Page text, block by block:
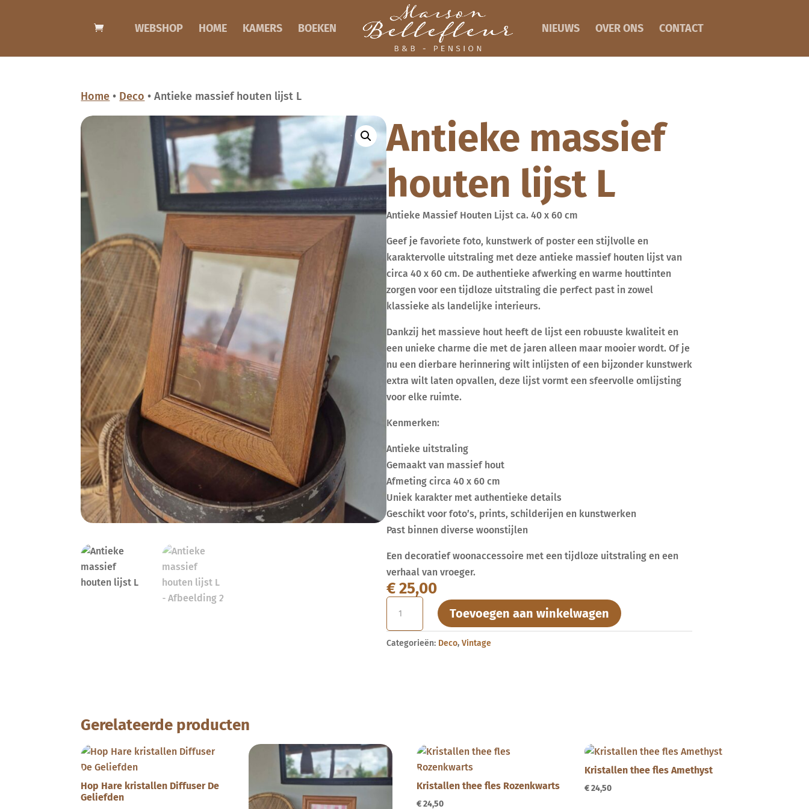
WEBSHOP HOME KAMERS BOEKEN NIEUWS OVER ONS CONTACT
Home • Deco • Antieke massief houten lijst L
Antieke massief
houten lijst L
Antieke Massief Houten Lijst ca. 40 x 60 cm
Geef je favoriete foto, kunstwerk of poster een stijlvolle en
karaktervolle uitstraling met deze antieke massief houten lijst van
circa 40 x 60 cm. De authentieke afwerking en warme houttinten
zorgen voor een tijdloze uitstraling die perfect past in zowel
klassieke als landelijke interieurs.
Dankzij het massieve hout heeft de lijst een robuuste kwaliteit en
een unieke charme die met de jaren alleen maar mooier wordt. Of je
nu een dierbare herinnering wilt inlijsten of een bijzonder kunstwerk
extra wilt laten opvallen, deze lijst vormt een sfeervolle omlijsting
voor elke ruimte.
Kenmerken:
Antieke uitstraling
Gemaakt van massief hout
Afmeting circa 40 x 60 cm
Uniek karakter met authentieke details
Geschikt voor foto’s, prints, schilderijen en kunstwerken
Past binnen diverse woonstijlen
Een decoratief woonaccessoire met een tijdloze uitstraling en een
verhaal van vroeger.
€25,00
massief
Toevoegen aan winkelwagen
Categorieën: Deco,Vintage
Gerelateerde producten
Hop Hare kristallen Diffuser De
Geliefden
Kristallen thee fles Rozenkwarts
€24,50
Kristallen thee fles Amethyst
€24,50